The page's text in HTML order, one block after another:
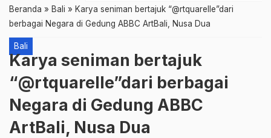
Beranda » Bali » Karya seniman bertajuk “@rtquarelle”dari
berbagai Negara di Gedung ABBC ArtBali, Nusa Dua
Bali
Karya seniman bertajuk
“@rtquarelle”dari berbagai
Negara di Gedung ABBC
ArtBali, Nusa Dua